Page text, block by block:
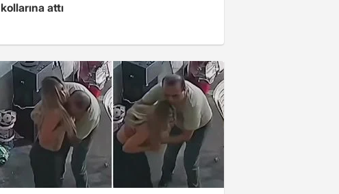
kollarına attı